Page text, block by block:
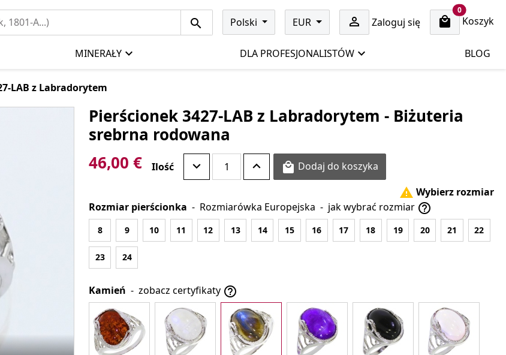
Polski EUR Zaloguj się 
0cart items
Koszyk
MINERAŁY DLA PROFESJONALISTÓW BLOG
LAB z Labradorytem
Pierścionek 3427-LAB z Labradorytem - Biżuteria
srebrna rodowana
46,00 €
Ilość  Dodaj do koszyka
 Wybierz rozmiar
Rozmiar pierścionka - Rozmiarówka Europejska - jak wybrać rozmiar 
8 9 10 11 12 13 14 15 16 17 18 19 20 21 22
23 24
Kamień - zobacz certyfikaty 